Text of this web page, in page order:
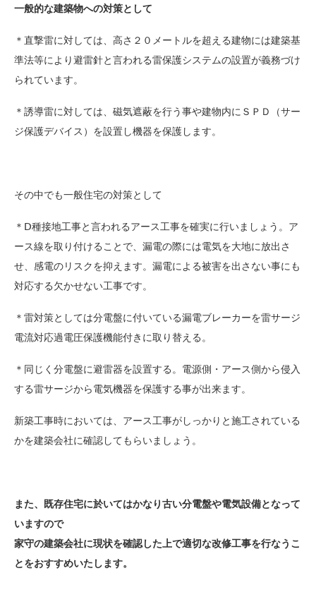
一般的な建築物への対策として
＊直撃雷に対しては、高さ２０メートルを超える建物には建築基
準法等により避雷針と言われる雷保護システムの設置が義務づけ
られています。
＊誘導雷に対しては、磁気遮蔽を行う事や建物内にＳＰＤ（サー
ジ保護デバイス）を設置し機器を保護します。
その中でも一般住宅の対策として
＊Ⅾ種接地工事と言われるアース工事を確実に行いましょう。ア
ース線を取り付けることで、漏電の際には電気を大地に放出さ
せ、感電のリスクを抑えます。漏電による被害を出さない事にも
対応する欠かせない工事です。
＊雷対策としては分電盤に付いている漏電ブレーカーを雷サージ
電流対応過電圧保護機能付きに取り替える。
＊同じく分電盤に避雷器を設置する。電源側・アース側から侵入
する雷サージから電気機器を保護する事が出来ます。
新築工事時においては、アース工事がしっかりと施工されている
かを建築会社に確認してもらいましょう。
また、既存住宅に於いてはかなり古い分電盤や電気設備となって
いますので
家守の建築会社に現状を確認した上で適切な改修工事を行なうこ
とをおすすめいたします。